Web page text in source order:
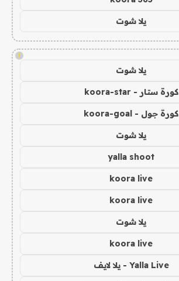
يلا شوت
!
يلا شوت
كورة ستار - koora-star
كورة جول - koora-goal
يلا شوت
yalla shoot
koora live
koora live
يلا شوت
koora live
Yalla Live - يلا لايف